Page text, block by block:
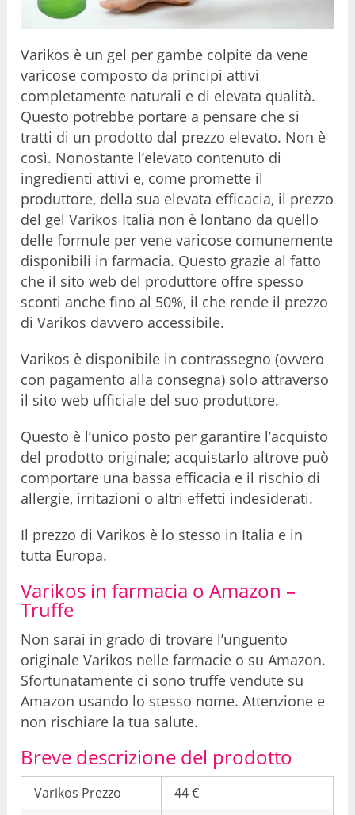
Varikos è un gel per gambe colpite da vene
varicose composto da principi attivi
completamente naturali e di elevata qualità.
Questo potrebbe portare a pensare che si
tratti di un prodotto dal prezzo elevato. Non è
così. Nonostante l’elevato contenuto di
ingredienti attivi e, come promette il
produttore, della sua elevata efficacia, il prezzo
del gel Varikos Italia non è lontano da quello
delle formule per vene varicose comunemente
disponibili in farmacia. Questo grazie al fatto
che il sito web del produttore offre spesso
sconti anche fino al 50%, il che rende il prezzo
di Varikos davvero accessibile.
Varikos è disponibile in contrassegno (ovvero
con pagamento alla consegna) solo attraverso
il sito web ufficiale del suo produttore.
Questo è l’unico posto per garantire l’acquisto
del prodotto originale; acquistarlo altrove può
comportare una bassa efficacia e il rischio di
allergie, irritazioni o altri effetti indesiderati.
Il prezzo di Varikos è lo stesso in Italia e in
tutta Europa.
Varikos in farmacia o Amazon –
Truffe
Non sarai in grado di trovare l’unguento
originale Varikos nelle farmacie o su Amazon.
Sfortunatamente ci sono truffe vendute su
Amazon usando lo stesso nome. Attenzione e
non rischiare la tua salute.
Breve descrizione del prodotto
Varikos Prezzo
44 €